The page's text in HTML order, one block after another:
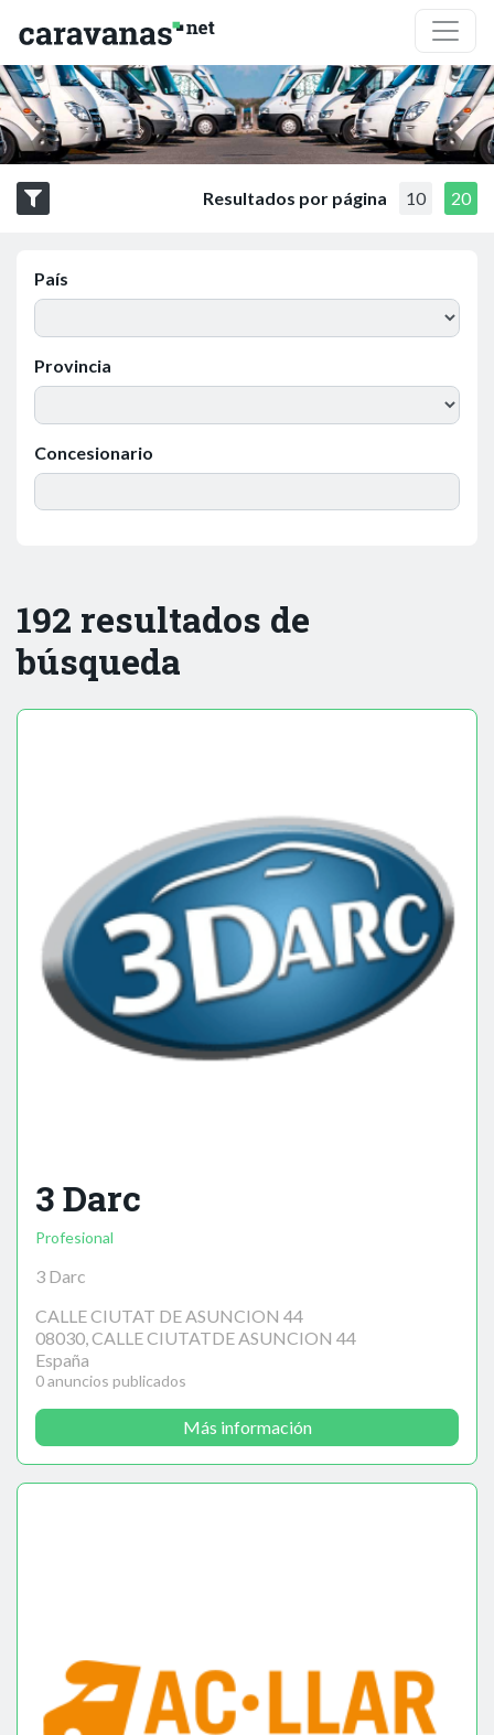
Resultados por página 10 20
País
Provincia
Concesionario
192 resultados de
búsqueda
3 Darc
Profesional
3 Darc
CALLE CIUTAT DE ASUNCION 44
08030, CALLE CIUTATDE ASUNCION 44
España
0 anuncios publicados
Más información